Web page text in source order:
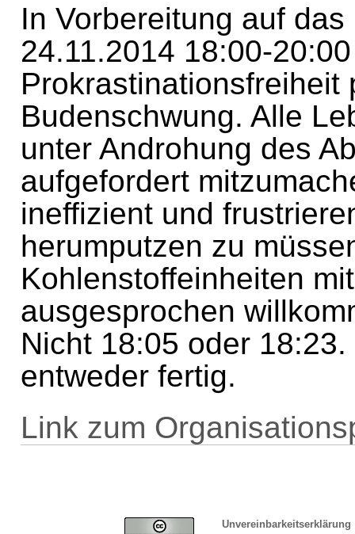
In Vorbereitung auf
24.11.2014 18:00-
Prokrastinationsfreiheit
Budenschwung. Alle
unter Androhung des
aufgefordert
ineffizient und
herumputzen zu
Kohlenstoffeinheiten
ausgesprochen
Nicht 18:05 oder
entweder fertig.
Link zum
Unvereinbarkeitserklärung